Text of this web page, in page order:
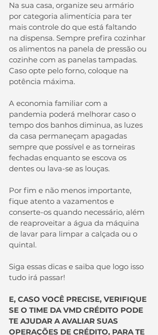
Na sua casa, organize seu armário
por categoria alimentícia para ter
mais controle do que está faltando
na dispensa. Sempre prefira cozinhar
os alimentos na panela de pressão ou
cozinhe com as panelas tampadas.
Caso opte pelo forno, coloque na
potência máxima.
A economia familiar com a
pandemia poderá melhorar caso o
tempo dos banhos diminua, as luzes
da casa permaneçam apagadas
sempre que possível e as torneiras
fechadas enquanto se escova os
dentes ou lava-se as louças.
Por fim e não menos importante,
fique atento a vazamentos e
conserte-os quando necessário, além
de reaproveitar a água da máquina
de lavar para limpar a calçada ou o
quintal.
Siga essas dicas e saiba que logo isso
tudo irá passar!
E, CASO VOCÊ PRECISE, VERIFIQUE
SE O TIME DA VMD CRÉDITO PODE
TE AJUDAR A AVALIAR SUAS
OPERAÇÕES DE CRÉDITO, PARA TE